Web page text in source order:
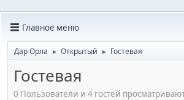
Главное меню
Дар Орла ► Открытый ► Гостевая
Гостевая
0 Пользователи и 4 гостей